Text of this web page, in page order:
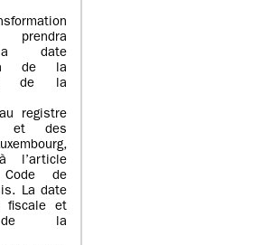
prendra
date
de la
de la
registre
et des
l’article
de
La date
fiscale et
de la